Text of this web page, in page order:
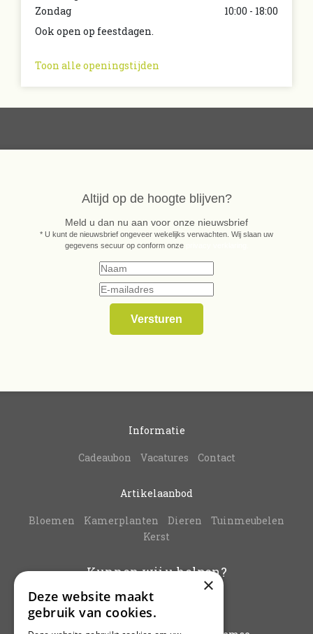
Zondag
10:00 - 18:00
Ook open op feestdagen.
Toon alle openingstijden
Altijd op de hoogte blijven?
Meld u dan nu aan voor onze nieuwsbrief
* U kunt de nieuwsbrief ongeveer wekelijks verwachten. Wij slaan uw
gegevens secuur op conform onze
Informatie
Cadeaubon Vacatures Contact
Artikelaanbod
Bloemen Kamerplanten Dieren
Tuinmeubelen
Kerst
Kunnen wij u helpen?
info@vanbuynder.be
03/771.38.20
×
Deze website maakt
gebruik van cookies.